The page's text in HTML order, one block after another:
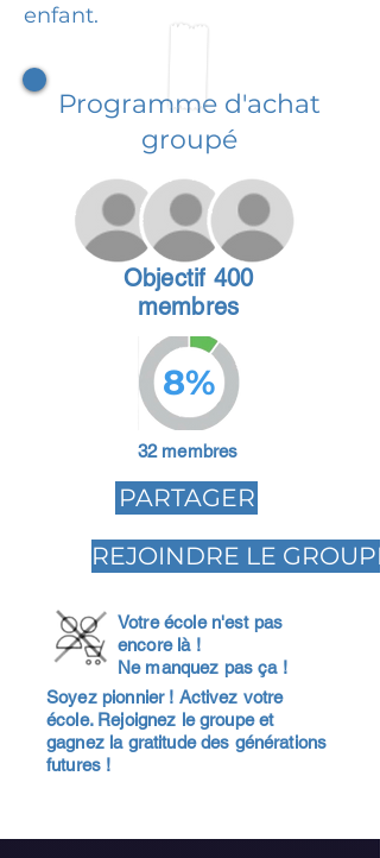
enfant.
Programme d'achat
groupé
Objectif 400
membres
8%
32 membres
PARTAGER
REJOINDRE LE GROUPE
Votre école n'est pas
encore là !
Ne manquez pas ça !
Soyez pionnier ! Activez votre
école. Rejoignez le groupe et
gagnez la gratitude des générations
futures !